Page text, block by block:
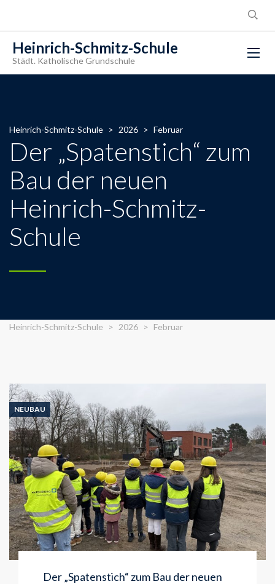
Heinrich-Schmitz-Schule
Städt. Katholische Grundschule
Heinrich-Schmitz-Schule > 2026 > Februar
Der „Spatenstich“ zum
Bau der neuen
Heinrich-Schmitz-
Schule
Heinrich-Schmitz-Schule > 2026 > Februar
NEUBAU
Der „Spatenstich“ zum Bau der neuen